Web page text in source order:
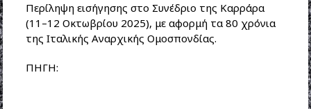
Περίληψη εισήγησης στο Συνέδριο της Καρράρα
(11–12 Οκτωβρίου 2025), με αφορμή τα 80 χρόνια
της Ιταλικής Αναρχικής Ομοσπονδίας.
ΠΗΓΗ: